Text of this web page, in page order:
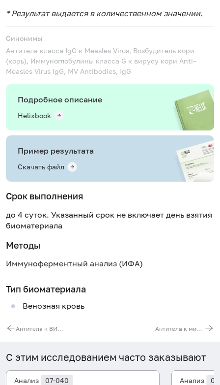
* Результат выдается в количественном значении.
Синонимы
Антитела класса IgG к Measles Virus, Возбудитель кори
(корь), Иммуноглобулины класса G к вирусу кори Anti–
Measles Virus IgG, MV Antibodies, IgG
Подробное описание
Helixbook
Пример результата
Скачать файл
Срок выполнения
до 4 суток. Указанный срок не включает день взятия
биоматериала
Методы
Иммуноферментный анализ (ИФА)
Тип биоматериала
Венозная кровь
Антитела к ВИЧ 1/2 и антигену p24 (HIV Ag/Ab) Антитела к микобактерии туберкулеза (Mycobacterium tuberculosis)
С этим исследованием часто заказывают
Анализ 07-040 Анализ